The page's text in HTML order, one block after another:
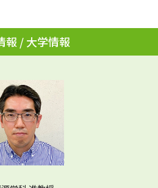
個人情報取扱規定
テレメール進学カタログ
訂正のご案内
報 / 大学情報